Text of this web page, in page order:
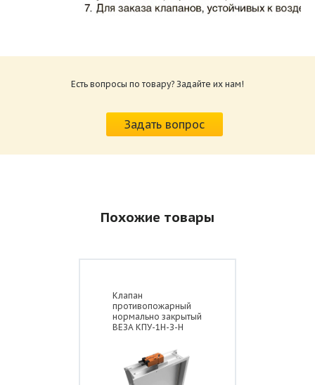
ВИНГС-М КЛОП-2.pdf
приводов КЛОП-2.pdf
Размер: 259.6 Кб
Есть вопросы по товару? Задайте их нам!
Задать вопрос
Похожие товары
Клапан
противопожарный
нормально закрытый
ВЕЗА КПУ-1Н-З-Н